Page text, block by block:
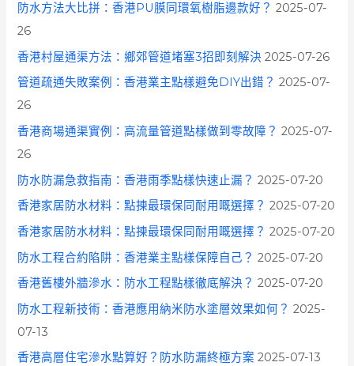
防水方法大比拼：香港PU膜同環氧樹脂邊款好？ 2025-07-
26
香港村屋通渠方法：鄉郊管道堵塞3招即刻解決 2025-07-26
管道疏通失敗案例：香港業主點樣避免DIY出錯？ 2025-07-
26
香港商場通渠實例：高流量管道點樣做到零故障？ 2025-07-
26
防水防漏急救指南：香港雨季點樣快速止漏？ 2025-07-20
香港家居防水材料：點揀最環保同耐用嘅選擇？ 2025-07-20
香港家居防水材料：點揀最環保同耐用嘅選擇？ 2025-07-20
防水工程合約陷阱：香港業主點樣保障自己？ 2025-07-20
香港舊樓外牆滲水：防水工程點樣徹底解決？ 2025-07-20
防水工程新技術：香港應用納米防水塗層效果如何？ 2025-
07-13
香港高層住宅滲水點算好？防水防漏終極方案 2025-07-13